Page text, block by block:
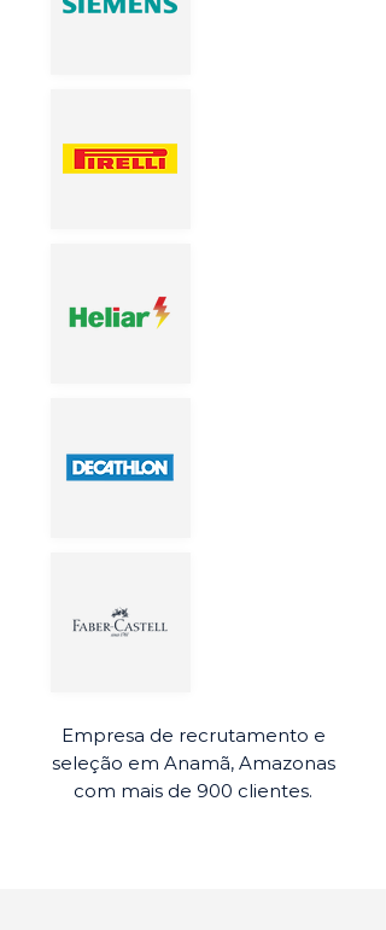
Empresa de recrutamento e
seleção em Anamã, Amazonas
com mais de 900 clientes.